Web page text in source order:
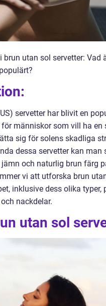
brun utan sol servetter: Vad
servetter har blivit en
människor som vill ha en
sig för solens skadliga
dessa servetter kan man
och naturlig brun färg
vi att utforska brun
inklusive dess olika typer,
nackdelar.
utan sol